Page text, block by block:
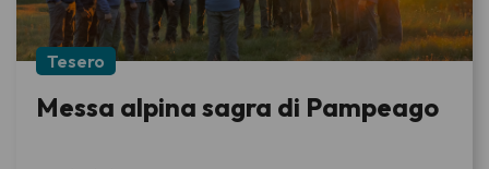
Tesero
Messa alpina sagra di Pampeago